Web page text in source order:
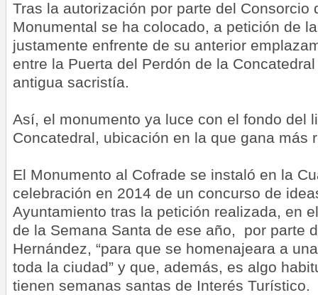
Tras la autorización por parte del Consorcio
Monumental se ha colocado, a petición de
justamente enfrente de su anterior
entre la Puerta del Perdón de la
antigua sacristía.
Así, el monumento ya luce con el fondo del
Concatedral, ubicación en la que gana más
El Monumento al Cofrade se instaló en la
celebración en 2014 de un concurso de
Ayuntamiento tras la petición realizada, en
de la Semana Santa de ese año, por parte
Hernández, “para que se homenajeara a
toda la ciudad” y que, además, es algo
tienen semanas santas de Interés Turístico.